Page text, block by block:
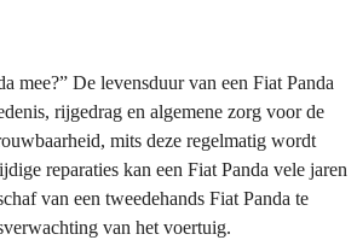
mee?” De levensduur van een Fiat Panda
rijgedrag en algemene zorg voor de
mits deze regelmatig wordt
reparaties kan een Fiat Panda vele jaren
van een tweedehands Fiat Panda te
van het voertuig.